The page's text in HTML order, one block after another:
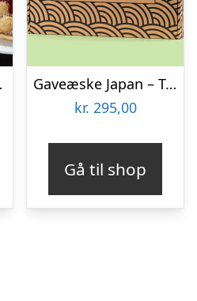
Gaveæske Japan – Tokimeki
kr. 295,00
Gå til shop